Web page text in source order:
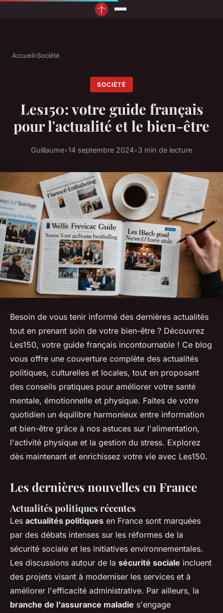
Accueil›Société
SOCIÉTÉ
Les150: votre guide français
pour l'actualité et le bien-être
Guillaume•14 septembre 2024•3 min de lecture
Besoin de vous tenir informé des dernières actualités
tout en prenant soin de votre bien-être ? Découvrez
Les150, votre guide français incontournable ! Ce blog
vous offre une couverture complète des actualités
politiques, culturelles et locales, tout en proposant
des conseils pratiques pour améliorer votre santé
mentale, émotionnelle et physique. Faites de votre
quotidien un équilibre harmonieux entre information
et bien-être grâce à nos astuces sur l'alimentation,
l'activité physique et la gestion du stress. Explorez
dès maintenant et enrichissez votre vie avec Les150.
Les dernières nouvelles en France
Actualités politiques récentes
Les actualités politiques en France sont marquées
par des débats intenses sur les réformes de la
sécurité sociale et les initiatives environnementales.
Les discussions autour de la sécurité sociale incluent
des projets visant à moderniser les services et à
améliorer l'efficacité administrative. Par ailleurs, la
branche de l'assurance maladie s'engage